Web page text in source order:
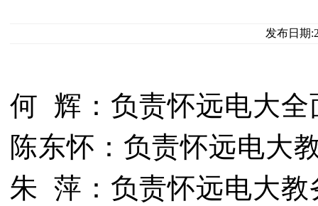
发布日期
何 辉：负责怀远电大全
陈东怀：负责怀远电大
朱 萍：负责怀远电大教